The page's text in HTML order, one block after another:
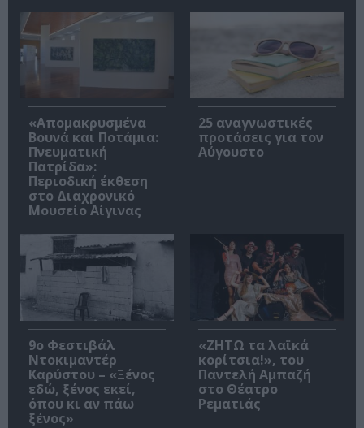
«Απομακρυσμένα
Βουνά και Ποτάμια:
Πνευματική
Πατρίδα»:
Περιοδική έκθεση
στο Διαχρονικό
Μουσείο Αίγινας
25 αναγνωστικές
προτάσεις για τον
Αύγουστο
9ο Φεστιβάλ
Ντοκιμαντέρ
Καρύστου – «Ξένος
εδώ, ξένος εκεί,
όπου κι αν πάω
ξένος»
«ΖΗΤΩ τα λαϊκά
κορίτσια!», του
Παντελή Αμπαζή
στο Θέατρο
Ρεματιάς